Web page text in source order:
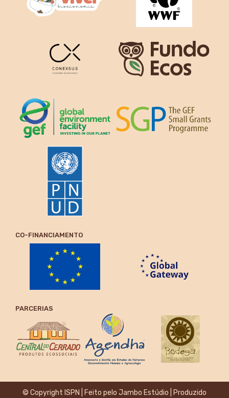
CO-FINANCIAMENTO
PARCERIAS
© Copyright ISPN | Feito pelo Jambo Estúdio | Produzido